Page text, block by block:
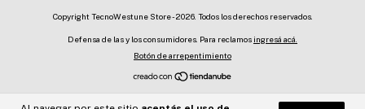
Copyright TecnoWestune Store - 2026. Todos los derechos reservados.
Defensa de las y los consumidores. Para reclamos ingresá acá.
Botón de arrepentimiento